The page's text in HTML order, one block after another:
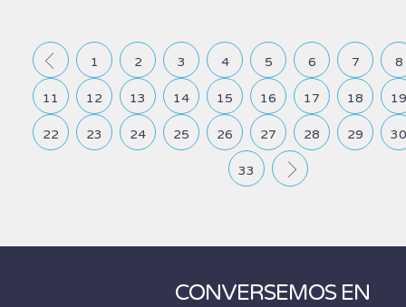
Prev
1 2 3 4 5 6 7 8
11 12 13 14 15 16 17 18 19
22 23 24 25 26 27 28 29 30
33
CONVERSEMOS EN